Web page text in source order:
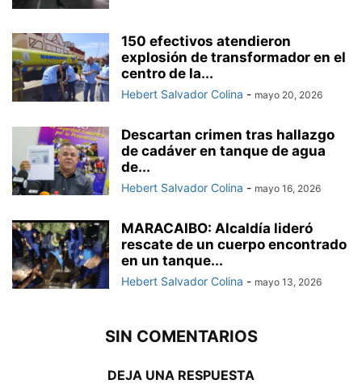
150 efectivos atendieron
explosión de transformador en el
centro de la...
Hebert Salvador Colina - mayo 20, 2026
Descartan crimen tras hallazgo
de cadáver en tanque de agua
de...
Hebert Salvador Colina - mayo 16, 2026
MARACAIBO: Alcaldía lideró
rescate de un cuerpo encontrado
en un tanque...
Hebert Salvador Colina - mayo 13, 2026
SIN COMENTARIOS
DEJA UNA RESPUESTA